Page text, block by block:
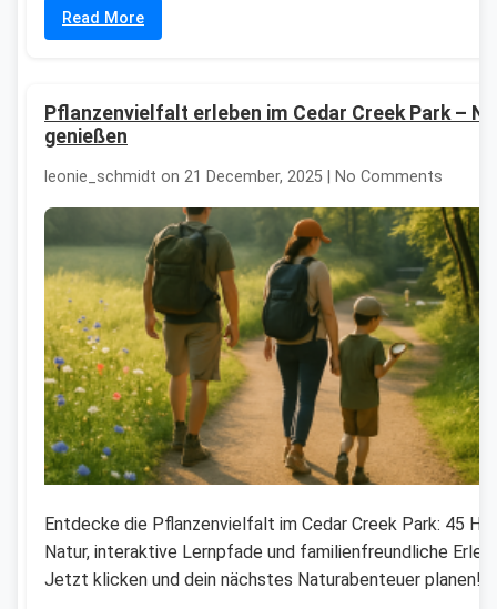
Read More
Pflanzenvielfalt erleben im Cedar Creek Park –
genießen
leonie_schmidt on 21 December, 2025 | No Comments
Entdecke die Pflanzenvielfalt im Cedar Creek Park: 45
Natur, interaktive Lernpfade und familienfreundliche
Jetzt klicken und dein nächstes Naturabenteuer planen!